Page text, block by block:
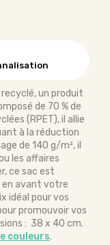
un produit
de 70 % de
(RPET), il allie
à la réduction
de 140 g/m², il
les affaires
ce sac est
en avant votre
idéal pour vos
promouvoir vos
: 38 x 40 cm.
couleurs.